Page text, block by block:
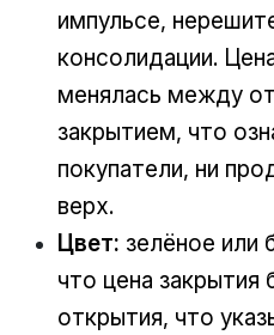
импульсе,
консолидации.
менялась между
закрытием, что
покупатели, ни
верх.
Цвет: зелёное или
что цена
открытия, что